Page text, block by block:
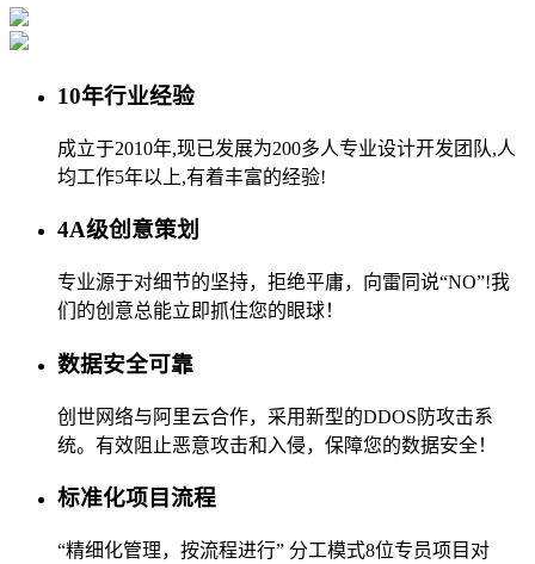
10年行业经验
成立于2010年,现已发展为200多人专业设计开发团队,人
均工作5年以上,有着丰富的经验!
4A级创意策划
专业源于对细节的坚持，拒绝平庸，向雷同说“NO”!我
们的创意总能立即抓住您的眼球！
数据安全可靠
创世网络与阿里云合作，采用新型的DDOS防攻击系
统。有效阻止恶意攻击和入侵，保障您的数据安全！
标准化项目流程
“精细化管理，按流程进行” 分工模式8位专员项目对